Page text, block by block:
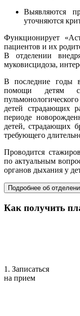
Выявляются
уточняются
Функционирует
пациентов и их
В отделении
муковисцидоза,
В последние годы
помощи детям с
детей страдающих
периоде
детей, страдающих
требующего
Проводится
по актуальным
органов дыхания у
Подробнее об
Как получить
1. Записаться
на прием